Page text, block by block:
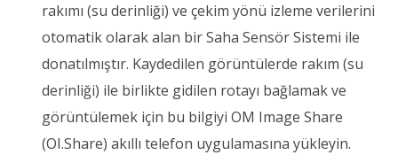
rakımı (su derinliği) ve çekim yönü izleme verilerini
otomatik olarak alan bir Saha Sensör Sistemi ile
donatılmıştır. Kaydedilen görüntülerde rakım (su
derinliği) ile birlikte gidilen rotayı bağlamak ve
görüntülemek için bu bilgiyi OM Image Share
(OI.Share) akıllı telefon uygulamasına yükleyin.